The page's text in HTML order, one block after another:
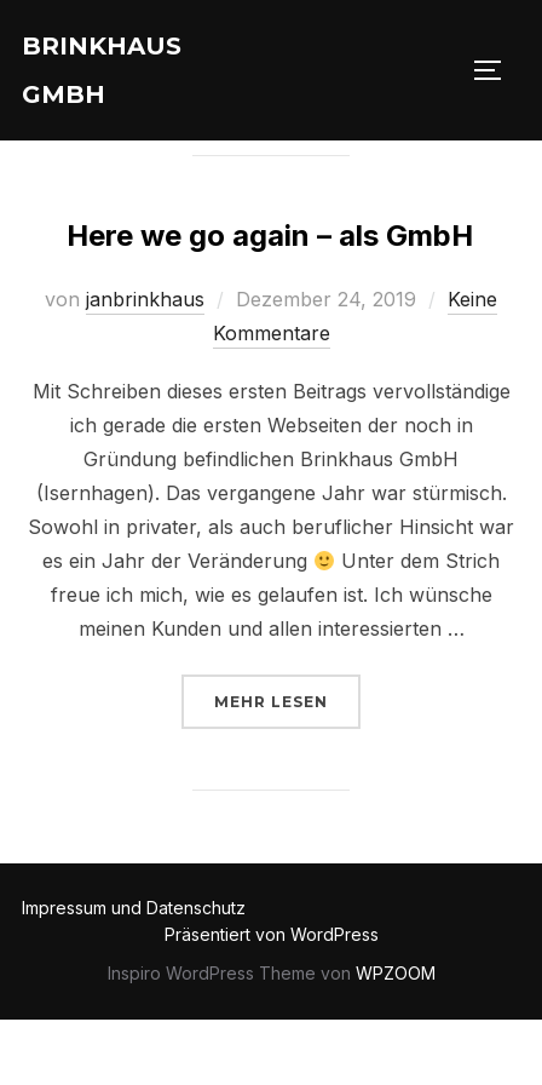
Inhalten
springen
BRINKHAUS
GMBHMONAT:
Here we go again – als GmbH
von janbrinkhaus
Veröffentlicht
am
Dezember 24, 2019
Keine
Kommentare
Mit Schreiben dieses ersten Beitrags vervollständige
ich gerade die ersten Webseiten der noch in
Gründung befindlichen Brinkhaus GmbH
(Isernhagen). Das vergangene Jahr war stürmisch.
Sowohl in privater, als auch beruflicher Hinsicht war
es ein Jahr der Veränderung
Unter dem Strich
freue ich mich, wie es gelaufen ist. Ich wünsche
meinen Kunden und allen interessierten …
MEHR ÜBER „HERE WE GO AGAIN –
LESEN
Impressum und Datenschutz
Präsentiert von WordPress
Inspiro WordPress Theme von WPZOOM